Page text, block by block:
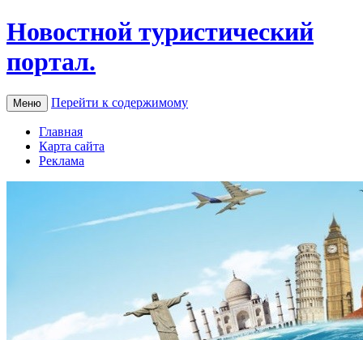
Новостной туристический
портал.
Меню Перейти к содержимому
Главная
Карта сайта
Реклама